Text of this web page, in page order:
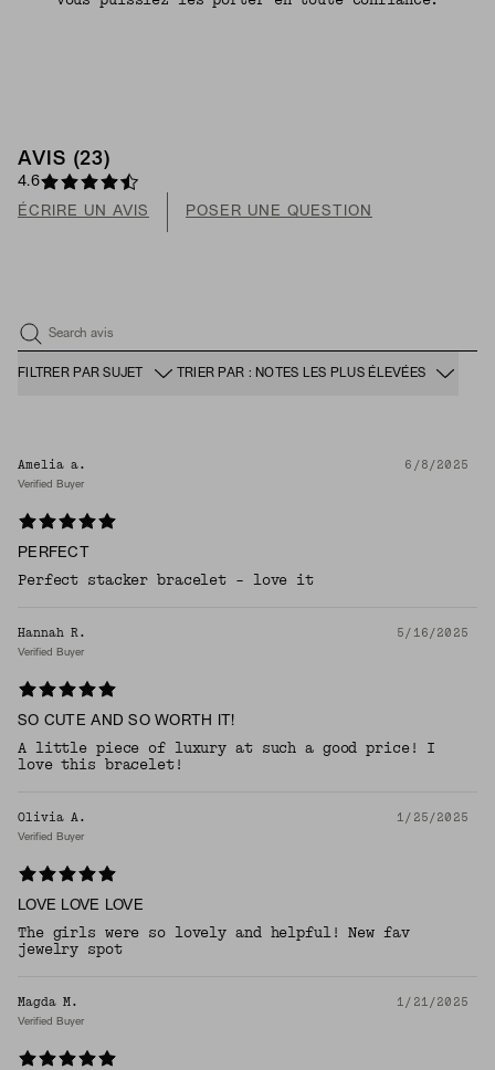
AVIS (23)
4.6
ÉCRIRE UN AVIS POSER UNE QUESTION
Search avis
FILTRER PAR SUJET TRIER PAR : NOTES LES PLUS ÉLEVÉES
Amelia a. 6/8/2025
Verified Buyer
PERFECT
Perfect stacker bracelet - love it
Hannah R. 5/16/2025
Verified Buyer
SO CUTE AND SO WORTH IT!
A little piece of luxury at such a good price! I
love this bracelet!
Olivia A. 1/25/2025
Verified Buyer
LOVE LOVE LOVE
The girls were so lovely and helpful! New fav
jewelry spot
Magda M. 1/21/2025
Verified Buyer